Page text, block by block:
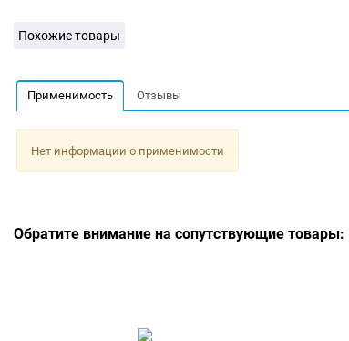
Похожие товары
Применимость Отзывы
Нет информации о применимости
Обратите внимание на сопутствующие товары: